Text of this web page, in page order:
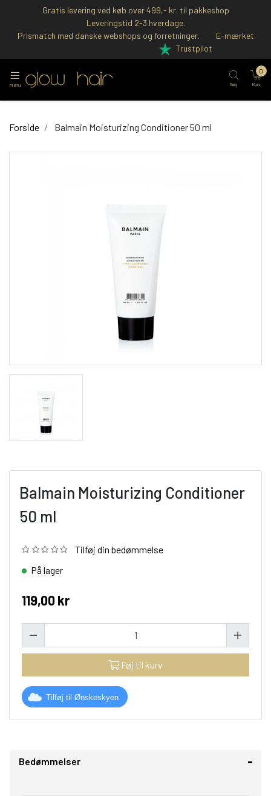
Gratis levering ved køb over 499,- kr. til pakkeshop
Leveringstid 2-3 hverdage.
Prismatch med danske webshops og forretninger.
E-mærket
Trustpilot
Menu Søg Kurv
0
Forside Balmain Moisturizing Conditioner 50 ml
Balmain Moisturizing Conditioner
50 ml
Tilføj din bedømmelse
På lager
119,00 kr
Føj til kurv
Tilføj til Ønskeskyen
Bedømmelser